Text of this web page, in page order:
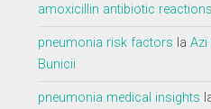
amoxicillin antibiotic reactions
pneumonia risk factors la Azi
Bunicii
pneumonia medical insights